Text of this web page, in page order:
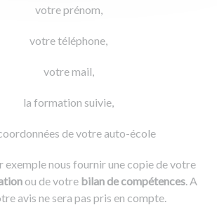
votre prénom,
votre téléphone,
votre mail,
la formation suivie,
de votre auto-école
exemple nous fournir une copie de votre
ou de votre bilan de compétences. A
avis ne sera pas pris en compte.